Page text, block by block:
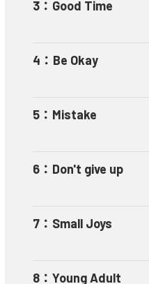
3 ： Good Time
4 ： Be Okay
5 ： Mistake
6 ： Don't give up
7 ： Small Joys
8 ： Young Adult